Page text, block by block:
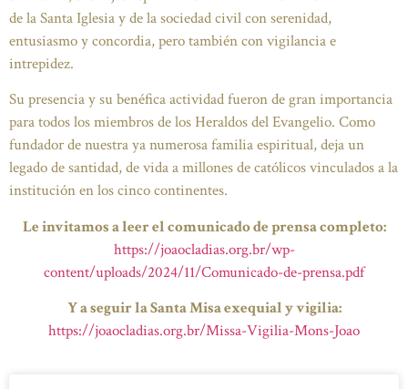
de la Santa Iglesia y de la sociedad civil con serenidad,
entusiasmo y concordia, pero también con vigilancia e
intrepidez.
Su presencia y su benéfica actividad fueron de gran importancia
para todos los miembros de los Heraldos del Evangelio. Como
fundador de nuestra ya numerosa familia espiritual, deja un
legado de santidad, de vida a millones de católicos vinculados a la
institución en los cinco continentes.
Le invitamos a leer el comunicado de prensa completo:
https://joaocladias.org.br/wp-
content/uploads/2024/11/Comunicado-de-prensa.pdf
Y a seguir la Santa Misa exequial y vigilia:
https://joaocladias.org.br/Missa-Vigilia-Mons-Joao